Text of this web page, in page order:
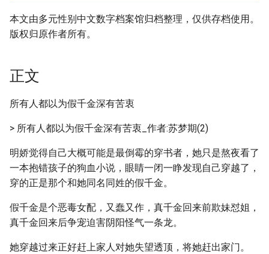
本文由多元性别中文数字档案馆归档整理，仅供存档使用。
版权归原作者所有。
正文
所有人都以为假千金深有苦衷
> 所有人都以为假千金深有苦衷_作者:苏梦期(2)
明娇觉得自己大概可能是最倒霉的穿书者，她只是熬夜看了
一本抱错孩子的狗血小说，眼睛一闭一睁发现自己穿越了，
穿的正是那个和她同名同姓的假千金。
假千金是个恶毒女配，又蠢又作，真千金回来前欺妹怼姐，
真千金回来后争宠迫害阴阳怪气一条龙。
她穿越过来正好赶上家人对她失望透顶，将她赶出家门。